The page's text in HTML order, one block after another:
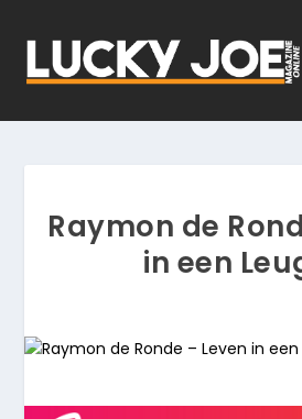
Raymon de
in een